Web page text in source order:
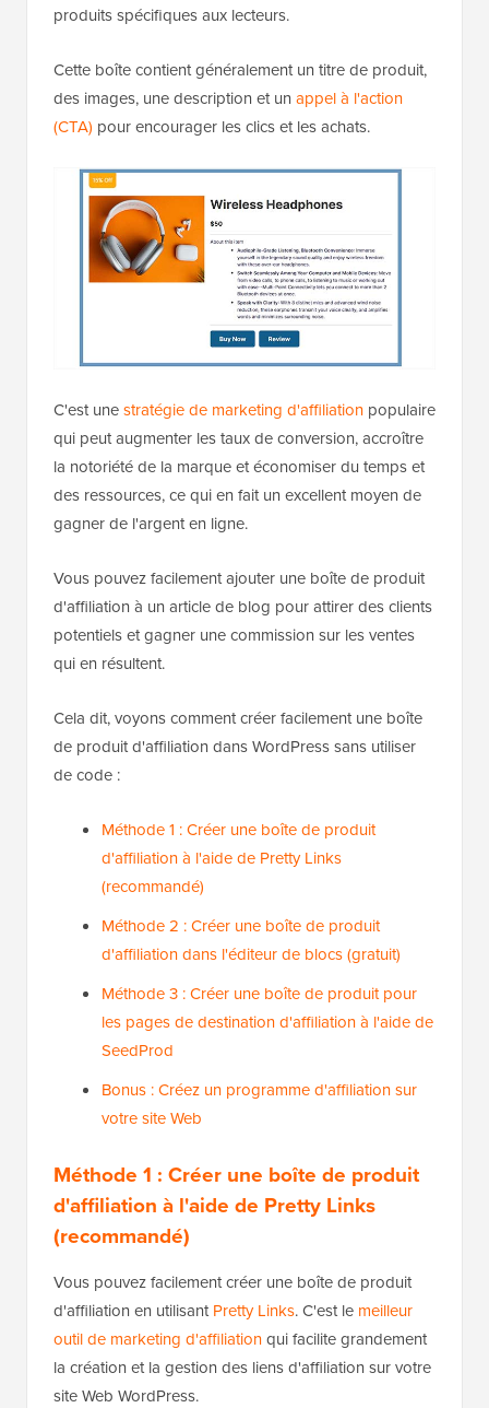
produits spécifiques aux lecteurs.
Cette boîte contient généralement un titre de produit,
des images, une description et un appel à l'action
(CTA) pour encourager les clics et les achats.
C'est unestratégie de marketing d'affiliation populaire
qui peut augmenter les taux de conversion, accroître
la notoriété de la marque et économiser du temps et
des ressources, ce qui en fait un excellent moyen de
gagner de l'argent en ligne.
Vous pouvez facilement ajouter une boîte de produit
d'affiliation à un article de blog pour attirer des clients
potentiels et gagner une commission sur les ventes
qui en résultent.
Cela dit, voyons comment créer facilement une boîte
de produit d'affiliation dans WordPress sans utiliser
de code :
Méthode 1 : Créer une boîte de produit
d'affiliation à l'aide de Pretty Links
(recommandé)
Méthode 2 : Créer une boîte de produit
d'affiliation dans l'éditeur de blocs (gratuit)
Méthode 3 : Créer une boîte de produit pour
les pages de destination d'affiliation à l'aide de
SeedProd
Bonus : Créez un programme d'affiliation sur
votre site Web
Méthode 1 : Créer une boîte de produit
d'affiliation à l'aide de Pretty Links
(recommandé)
Vous pouvez facilement créer une boîte de produit
d'affiliation en utilisantPretty Links. C'est le meilleur
outil de marketing d'affiliationqui facilite grandement
la création et la gestion des liens d'affiliation sur votre
site Web WordPress.